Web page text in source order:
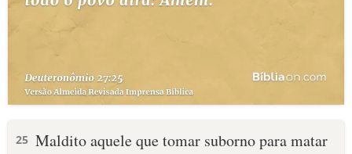
25 Maldito aquele que tomar suborno para matar